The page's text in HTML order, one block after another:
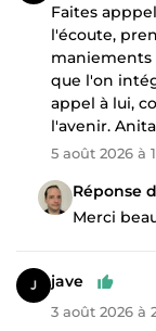
Faites
l'écoute,
maniements
que l'on
appel à lui,
l'avenir. Anita
5 août 2026 à
Réponse
Merci
jave
3 août 2026 à